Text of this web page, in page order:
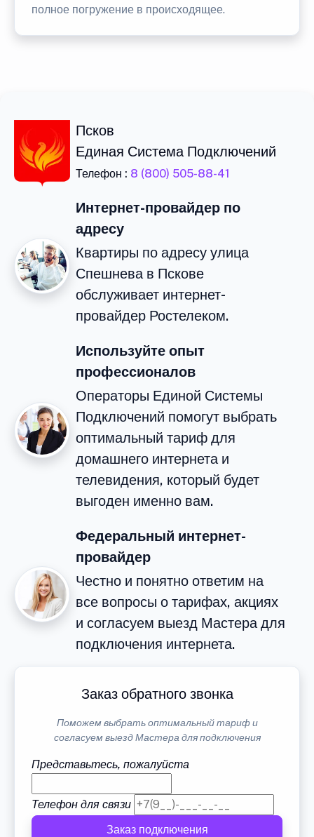
полное погружение в происходящее.
Псков
Единая Система Подключений
Телефон : 8 (800) 505-88-41
Интернет-провайдер по
адресу
Квартиры по адресу улица
Спешнева в Пскове
обслуживает интернет-
провайдер Ростелеком.
Используйте опыт
профессионалов
Операторы Единой Системы
Подключений помогут выбрать
оптимальный тариф для
домашнего интернета и
телевидения, который будет
выгоден именно вам.
Федеральный интернет-
провайдер
Честно и понятно ответим на
все вопросы о тарифах, акциях
и согласуем выезд Мастера для
подключения интернета.
Заказ обратного звонка
Поможем выбрать оптимальный тариф и
согласуем выезд Мастера для подключения
Представьтесь, пожалуйста
Телефон для связи
Заказ подключения